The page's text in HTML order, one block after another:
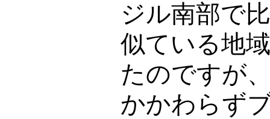
ジル南部で
似ている地
たのですが
かかわらず